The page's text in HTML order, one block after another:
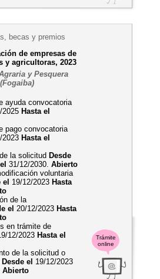
Trámite
online
becas y premios
de empresas de
y agricultoras, 2023
y Pesquera
ayuda convocatoria
2025 Hasta el
pago convocatoria
2023 Hasta el
la solicitud Desde
31/12/2030. Abierto
voluntaria
el 19/12/2023 Hasta
de la
el 20/12/2023 Hasta
en trámite de
12/2023 Hasta el
de la solicitud o
Desde el 19/12/2023
Abierto